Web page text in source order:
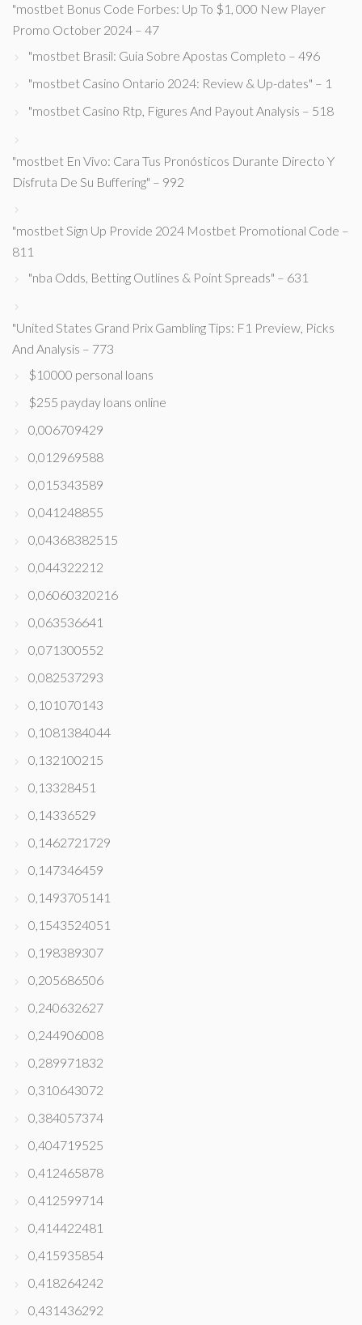
"mostbet Bonus Code Forbes: Up To $1, 000 New Player
Promo October 2024 – 47
"mostbet Brasil: Guia Sobre Apostas Completo – 496
"mostbet Casino Ontario 2024: Review & Up-dates" – 1
"mostbet Casino Rtp, Figures And Payout Analysis – 518
"mostbet En Vivo: Cara Tus Pronósticos Durante Directo Y
Disfruta De Su Buffering" – 992
"mostbet Sign Up Provide 2024 Mostbet Promotional Code –
811
"nba Odds, Betting Outlines & Point Spreads" – 631
"United States Grand Prix Gambling Tips: F1 Preview, Picks
And Analysis – 773
$10000 personal loans
$255 payday loans online
0,006709429
0,012969588
0,015343589
0,041248855
0,04368382515
0,044322212
0,06060320216
0,063536641
0,071300552
0,082537293
0,101070143
0,1081384044
0,132100215
0,13328451
0,14336529
0,1462721729
0,147346459
0,1493705141
0,1543524051
0,198389307
0,205686506
0,240632627
0,244906008
0,289971832
0,310643072
0,384057374
0,404719525
0,412465878
0,412599714
0,414422481
0,415935854
0,418264242
0,431436292